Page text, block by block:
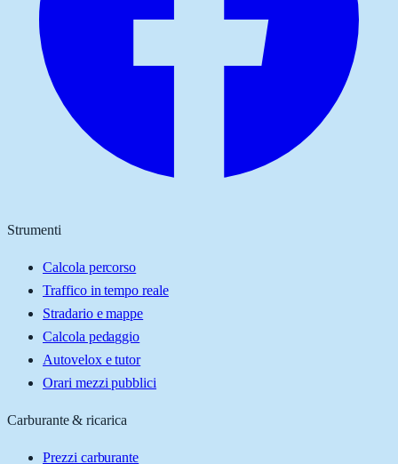
Strumenti
Calcola percorso
Traffico in tempo reale
Stradario e mappe
Calcola pedaggio
Autovelox e tutor
Orari mezzi pubblici
Carburante & ricarica
Prezzi carburante